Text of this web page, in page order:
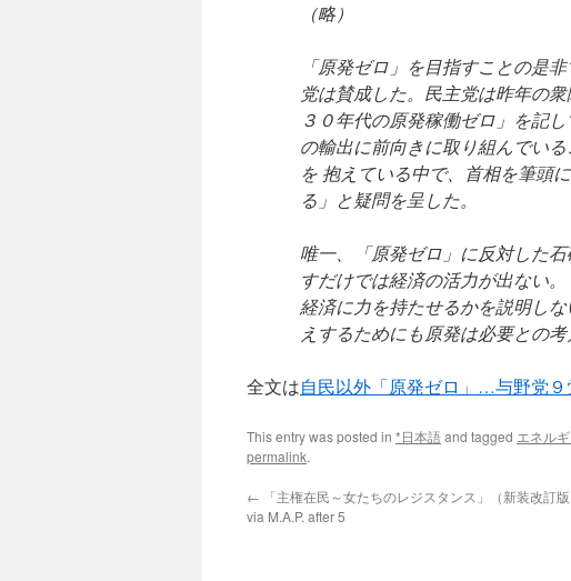
（略）
「原発ゼロ」を目指すことの是
党は賛成した。民主党は昨年の
３０年代の原発稼働ゼロ」を記
の輸出に前向きに取り組んでい
を 抱えている中で、首相を筆頭
る」と疑問を呈した。
唯一、「原発ゼロ」に反対した
すだけでは経済の活力が出ない
経済に力を持たせるかを説明し
えするためにも原発は必要との考
全文は自民以外「原発ゼロ」…与野党９
This entry was posted in *日本語and tagged エネル
permalink.
← 「主権在民～女たちのレジスタンス」（新装改訂版
via M.A.P. after 5